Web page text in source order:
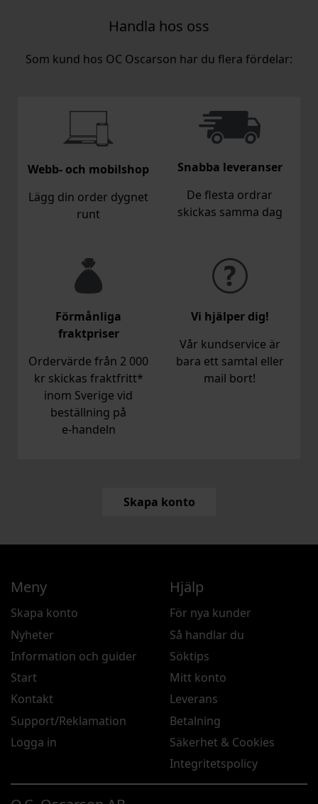
Handla hos oss
Som kund hos OC Oscarson har du flera fördelar:
Webb- och mobilshop
Lägg din order dygnet
runt
Snabba leveranser
De flesta ordrar
skickas samma dag
Förmånliga
fraktpriser
Ordervärde från 2 000
kr skickas fraktfritt*
inom Sverige vid
beställning på
e‑handeln
Vi hjälper dig!
Vår kundservice är
bara ett samtal eller
mail bort!
Skapa konto
Meny
Skapa konto
Nyheter
Information och guider
Start
Kontakt
Support/Reklamation
Logga in
Hjälp
För nya kunder
Så handlar du
Söktips
Mitt konto
Leverans
Betalning
Säkerhet & Cookies
Integritetspolicy